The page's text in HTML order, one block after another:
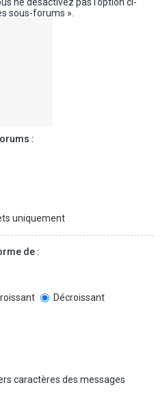
sous-forums ».
:
uniquement
de :
Décroissant
caractères des messages